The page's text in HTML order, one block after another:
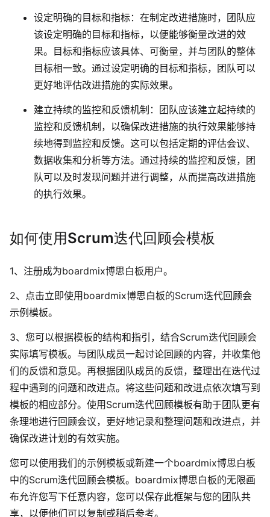
设定明确的目标和指标：在制定改进措施时，团队应
该设定明确的目标和指标，以便能够衡量改进的效
果。目标和指标应该具体、可衡量，并与团队的整体
目标相一致。通过设定明确的目标和指标，团队可以
更好地评估改进措施的实际效果。
建立持续的监控和反馈机制 ：团队应该建立起持续的
监控和反馈机制，以确保改进措施的执行效果能够持
续地得到监控和反馈。这可以包括定期的评估会议、
数据收集和分析等方法。通过持续的监控和反馈，团
队可以及时发现问题并进行调整，从而提高改进措施
的执行效果。
如何使用Scrum迭代回顾会模板
1、注册成为boardmix博思白板用户。
2、点击立即使用boardmix博思白板的Scrum迭代回顾会
示例模板。
3、您可以根据模板的结构和指引，结合Scrum迭代回顾会
实际填写模板。与团队成员一起讨论回顾的内容，并收集他
们的反馈和意见。再根据团队成员的反馈，整理出在迭代过
程中遇到的问题和改进点。将这些问题和改进点依次填写到
模板的相应部分。使用Scrum迭代回顾模板有助于团队更有
条理地进行回顾会议，更好地记录和整理问题和改进点，并
确保改进计划的有效实施。
您可以使用我们的示例模板或新建一个boardmix博思白板
中的Scrum迭代回顾会模板。boardmix博思白板的无限画
布允许您写下任意内容，您可以保存此框架与您的团队共
享，以便他们可以复制或稍后参考。